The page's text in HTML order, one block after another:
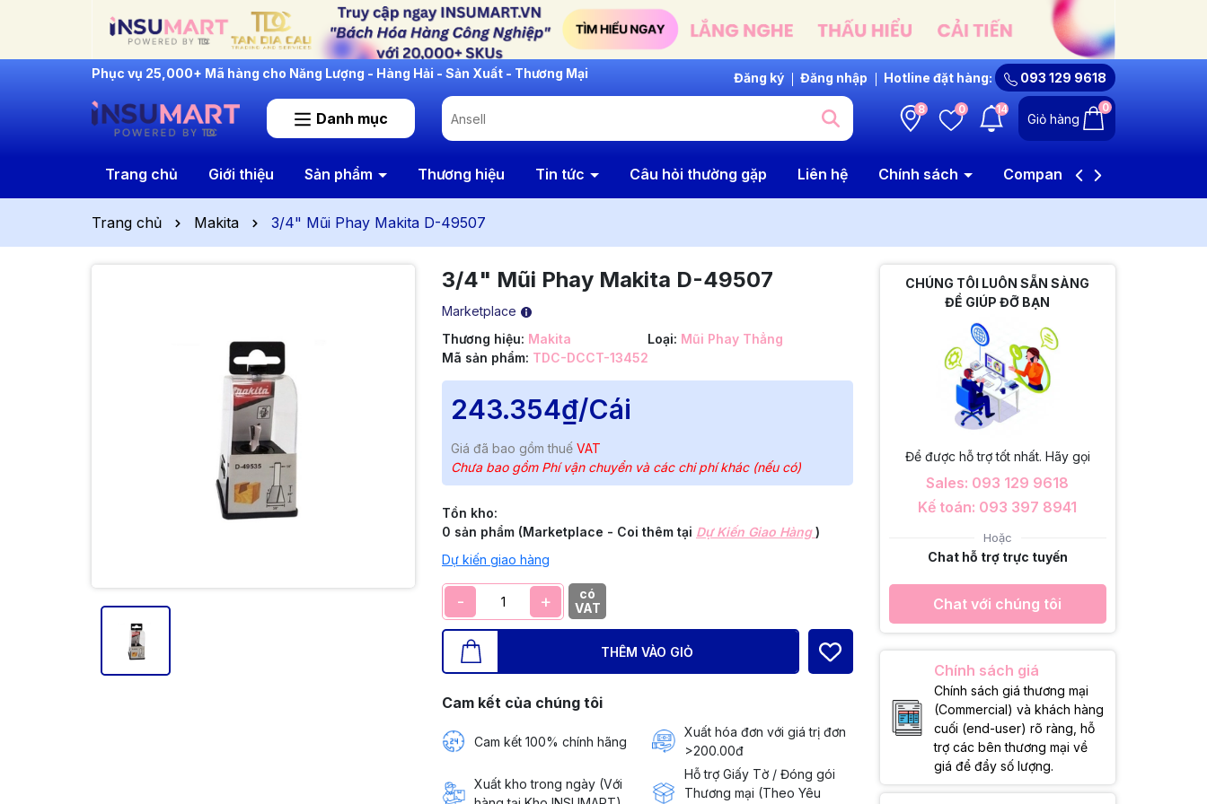
INSUMART: Lắng Nghe - Thấu Hiểu - Cải Tiến Đăng ký Đăng nhập Hotline đặt hàng: 093 129 9618
Danh mục
8 0 14
Giỏ hàng
0
Trang chủ Giới thiệu Sản phẩm Thương hiệu Tin tức Câu hỏi thường gặp Liên hệ Chính sách Company Profile
Trang chủ Makita 3/4" Mũi Phay Makita D-49507
3/4" Mũi Phay Makita D-49507
Marketplace
Thương hiệu: Makita Loại: Mũi Phay Thẳng
Mã sản phẩm: TDC-DCCT-13452
243.354₫/Cái
Giá đã bao gồm thuế VAT
Chưa bao gồm Phí vận chuyển và các chi phí khác (nếu có)
Tồn kho:
0 sản phẩm (Marketplace - Coi thêm tại Dự Kiến Giao Hàng)
Dự kiến giao hàng
- +
có
VAT
THÊM VÀO GIỎ
Cam kết của chúng tôi
Cam kết 100% chính hãng
Xuất hóa đơn với giá trị đơn
>200.00đ
Xuất kho trong ngày (Với
Hỗ trợ Giấy Tờ / Đóng gói
Thương mại (Theo Yêu
CHÚNG TÔI LUÔN SẴN SÀNG
ĐỂ GIÚP ĐỠ BẠN
Để được hỗ trợ tốt nhất. Hãy gọi
Sales: 093 129 9618
Kế toán: 093 397 8941
Hoặc
Chat hỗ trợ trực tuyến
Chat với chúng tôi
Chính sách giá
Chính sách giá thương mại
(Commercial) và khách hàng
cuối (end-user) rõ ràng, hỗ
trợ các bên thương mại về
giá để đẩy số lượng.